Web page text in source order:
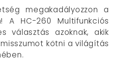
megakadályozzon a
A HC-260 Multifunkciós
választás azoknak, akik
kötni a világítás